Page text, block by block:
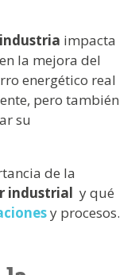
impacta
la mejora del
energético real
pero también
su
de la
industrial y qué
y procesos.